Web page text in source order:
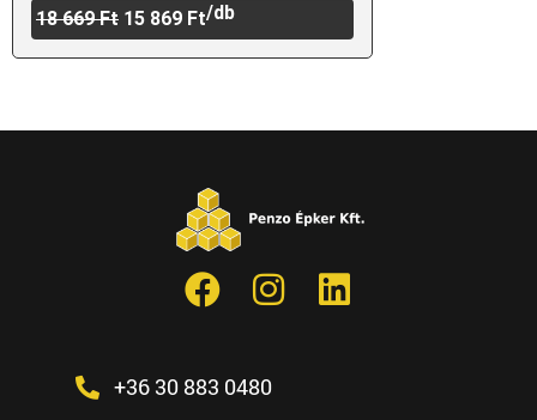
18 669Ft 15 869 Ft/db
+36 30 883 0480